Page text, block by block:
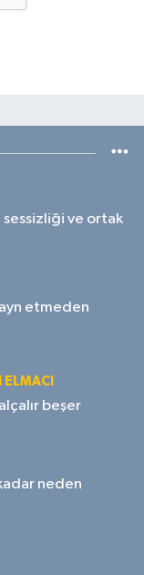
sessizliği ve ortak
etmeden
ELMACI
beşer
neden